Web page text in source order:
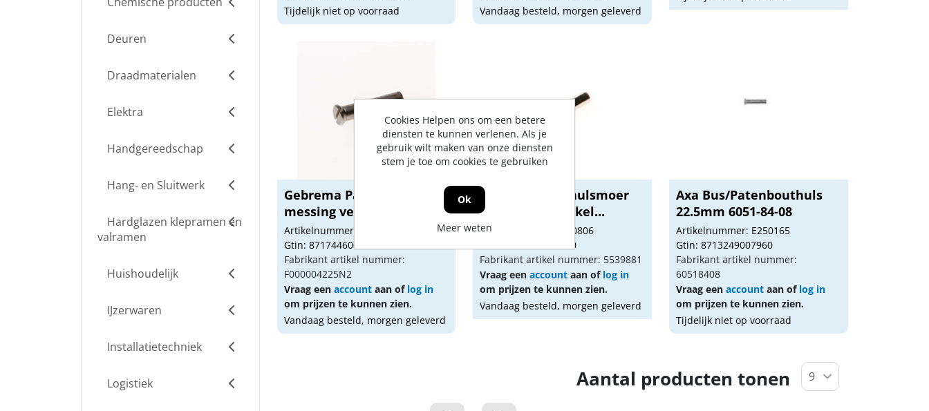
Deuren
Draadmaterialen
Elektra
Handgereedschap
Hang- en Sluitwerk
Hardglazen klepramen en
valramen
Huishoudelijk
IJzerwaren
Installatietechniek
Logistiek
Tijdelijk niet op voorraad
Vandaag besteld, morgen geleverd
Gebrema Patenthulsmoer
messing vernikkel...
Artikelnummer: 1330775
Gtin: 8717446002322
Fabrikant artikel nummer:
F000004225N2
Vraag een accountaan of log in
om prijzen te kunnen zien.
Vandaag besteld, morgen geleverd
Kelfort Patenthulsmoer
messing vernikkel...
Artikelnummer: 1330806
Gtin: 8714678398810
Fabrikant artikel nummer: 5539881
Vraag eenaccount aan of log in
om prijzen te kunnen zien.
Vandaag besteld, morgen geleverd
Axa Bus/Patenbouthuls
22.5mm 6051-84-08
Artikelnummer: E250165
Gtin: 8713249007960
Fabrikant artikel nummer:
60518408
Vraag eenaccount aan of log in
om prijzen te kunnen zien.
Tijdelijk niet op voorraad
Aantal producten tonen
Cookies Helpen ons om een betere
diensten te kunnen verlenen. Als je
gebruik wilt maken van onze diensten
stem je toe om cookies te gebruiken
Ok
Meer weten